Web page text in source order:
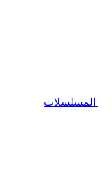
المسلسلات